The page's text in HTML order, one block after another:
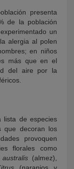
presenta
de la población
un
alergia al polen
en niños
más que en el
del aire por la
lista de especies
que decoran los
provoquen
florales como
australis (almez),